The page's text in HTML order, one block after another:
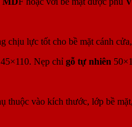
chịu lực tốt cho bề mặt cánh
45×110. Nẹp chỉ gỗ tự nhiên
thuộc vào kích thước, lớp bề